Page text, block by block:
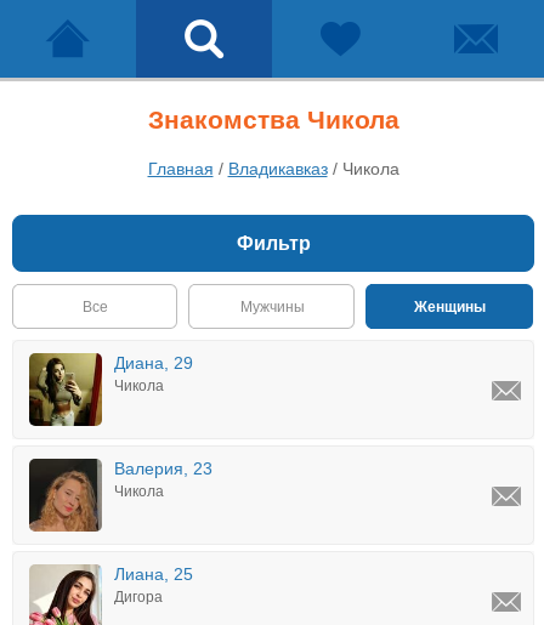
Знакомства Чикола
Главная / Владикавказ/ Чикола
Фильтр
Все Мужчины Женщины
Диана, 29
Чикола
Валерия, 23
Чикола
Лиана, 25
Дигора